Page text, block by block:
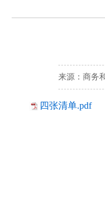
来源：商务
四张清单.pdf